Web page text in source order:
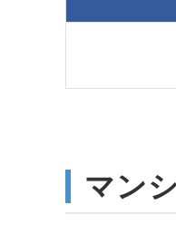
マン